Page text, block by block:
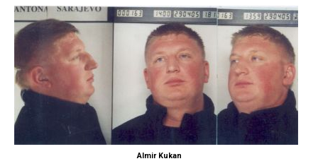
Almir Kukan